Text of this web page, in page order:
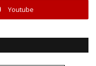
Youtube